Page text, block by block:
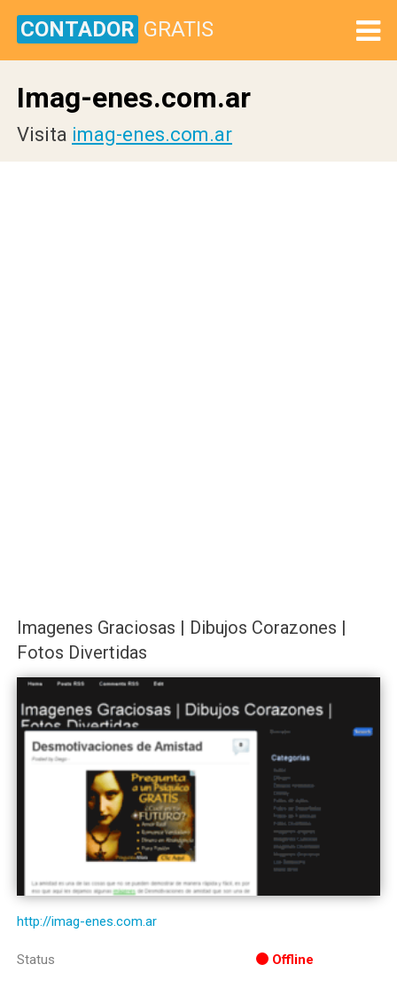
CONTADOR GRATIS
Imag-enes.com.ar
Visita imag-enes.com.ar
Imagenes Graciosas | Dibujos Corazones |
Fotos Divertidas
http://imag-enes.com.ar
Status Offline